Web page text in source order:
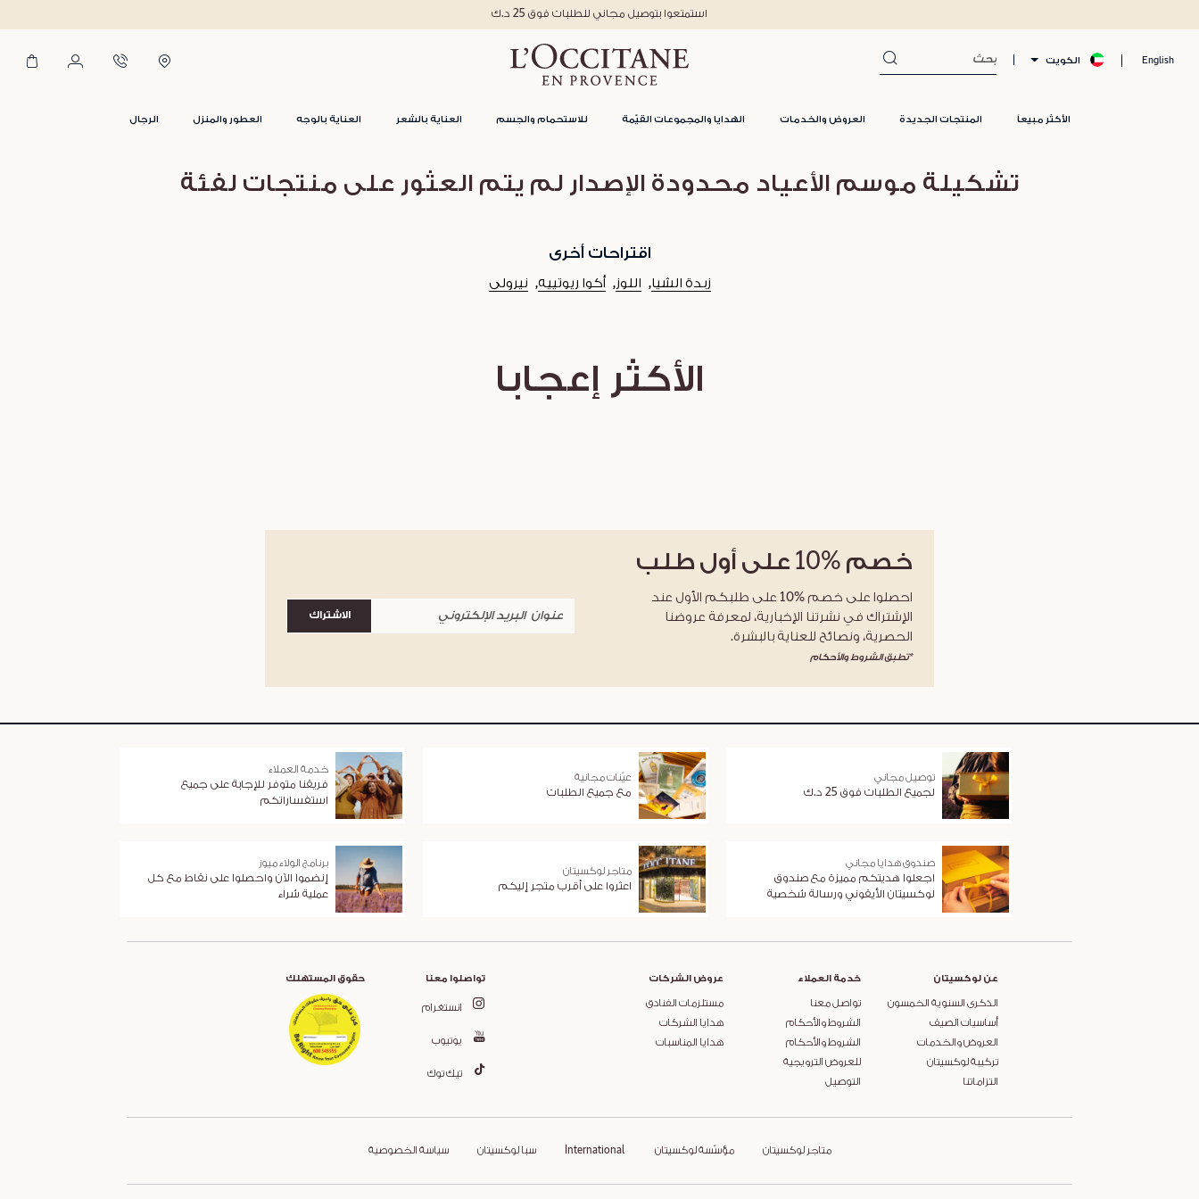
English الكويت
الأكثر مبيعاً المنتجات الجديدة العروض والخدمات الهدايا والمجموعات القيّمة للاستحمام والجسم العناية بالشعر العناية بالوجه العطور والمنزل الرجال
استمتعوا بتوصيل مجاني للطلبات فوق 25 د.ك
تشكيلة موسم الأعياد محدودة الإصدار لم يتم العثور على منتجات لفئة
اقتراحات أخرى
زبدة الشيا اللوز أكوا ريوتييه نيرولي
الأكثر إعجابا
خصم %10 على أول طلب
احصلوا على خصم %10 على طلبكم الأول عند
الإشتراك في نشرتنا الإخبارية، لمعرفة عروضنا
الحصرية، ونصائح للعناية بالبشرة.
*تطبق الشروط والأحكام
الاشتراك
توصيل مجاني
لجميع الطلبات فوق 25 د.ك
عيّنات مجانية
مع جميع الطلبات
خدمة العملاء
فريقنا متوفر للإجابة على جميع
استفساراتكم
صندوق هدايا مجاني
اجعلوا هديتكم مميزة مع صندوق
لوكسيتان الأيقوني ورسالة شخصية
متاجر لوكسيتان
اعثروا على أقرب متجر إليكم
برنامج الولاء ميوز
إنضموا الآن واحصلوا على نقاط مع كل
عملية شراء
عن لوكسيتان
الذكرى السنوية الخمسون
أساسيات الصيف
العروض والخدمات
تركيبة لوكسيتان
التزاماتنا
خدمة العملاء
تواصل معنا
الشروط والأحكام
الشروط والأحكام
للعروض الترويجية
التوصيل
عروض الشركات
مستلزمات الفنادق
هدايا الشركات
هدايا المناسبات
تواصلوا معنا
انستغرام
يوتيوب
تيك توك
حقوق المستهلك
متاجر لوكسيتان مؤسّسة لوكسيتان International سبا لوكسيتان سياسة الخصوصية